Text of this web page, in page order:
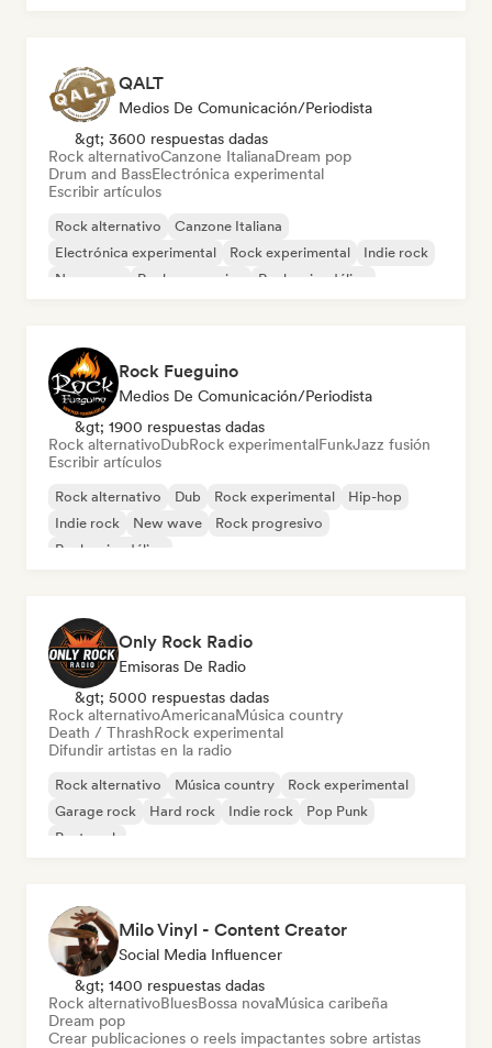
QALT
Medios De Comunicación/Periodista
&gt; 3600 respuestas dadas
Rock alternativoCanzone ItalianaDream pop
Drum and BassElectrónica experimental
Escribir artículos
Rock alternativo
Canzone Italiana
Electrónica experimental
Rock experimental
Indie rock
New wave
Rock progresivo Rock psicodélico
Rock Fueguino
Medios De Comunicación/Periodista
&gt; 1900 respuestas dadas
Rock alternativoDubRock experimentalFunkJazz fusión
Escribir artículos
Rock alternativo Dub Rock experimental
Hip-hop
Indie rock
New wave
Rock progresivo
Rock psicodélico
Only Rock Radio
Emisoras De Radio
&gt; 5000 respuestas dadas
Rock alternativoAmericanaMúsica country
Death / ThrashRock experimental
Difundir artistas en la radio
Rock alternativo Música country
Rock experimental
Garage rock
Hard rock Indie rock
Pop Punk
Post punk
Milo Vinyl - Content Creator
Social Media Influencer
&gt; 1400 respuestas dadas
Rock alternativoBluesBossa novaMúsica caribeña
Dream pop
Crear publicaciones o reels impactantes sobre artistas